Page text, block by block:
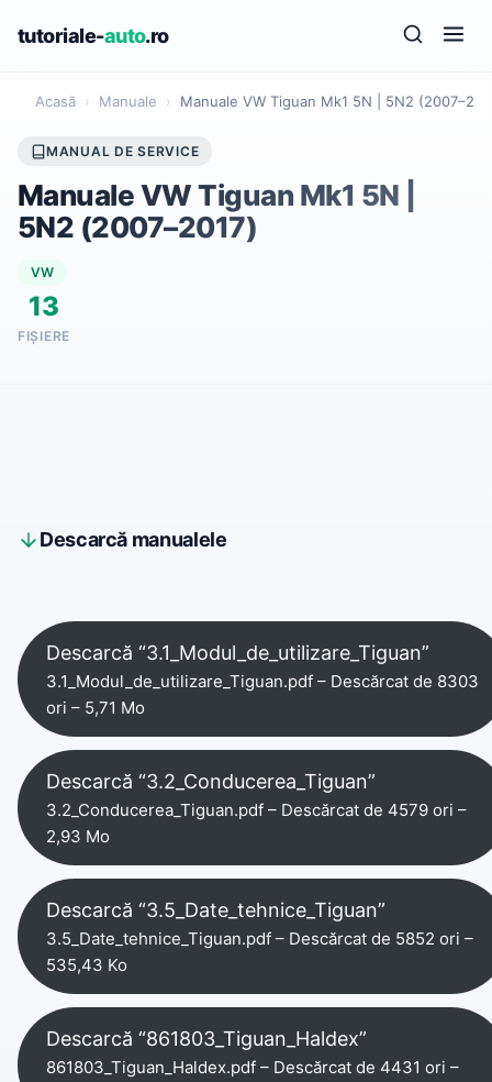
tutoriale-auto.ro
Acasă › Manuale › Manuale VW Tiguan Mk1 5N | 5N2
MANUAL DE SERVICE
Manuale VW Tiguan Mk1 5N |
5N2 (2007–2017)
VW
13
FIȘIERE
Descarcă manualele
Descarcă “3.1_Modul_de_utilizare_Tiguan”
3.1_Modul_de_utilizare_Tiguan.pdf – Descărcat de 8303
ori – 5,71 Mo
Descarcă “3.2_Conducerea_Tiguan”
3.2_Conducerea_Tiguan.pdf – Descărcat de 4579 ori –
2,93 Mo
Descarcă “3.5_Date_tehnice_Tiguan”
3.5_Date_tehnice_Tiguan.pdf – Descărcat de 5852 ori –
535,43 Ko
Descarcă “861803_Tiguan_Haldex”
861803_Tiguan_Haldex.pdf – Descărcat de 4431 ori –